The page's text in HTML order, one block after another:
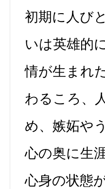
初期に人び
いは英雄的
情が生まれ
わるころ、
め、嫉妬や
心の奥に生
心身の状態